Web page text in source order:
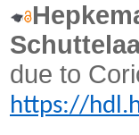
due to
https://